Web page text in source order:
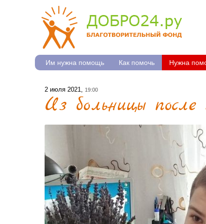
Им нужна помощь Как помочь Нужна
2 июля 2021, 19:00
Из больницы